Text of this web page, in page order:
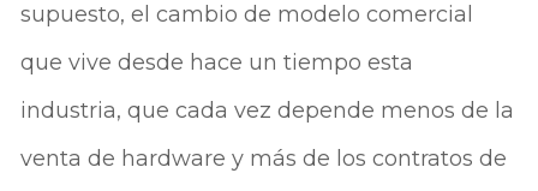
supuesto, el cambio de modelo comercial
que vive desde hace un tiempo esta
industria, que cada vez depende menos de la
venta de hardware y más de los contratos de